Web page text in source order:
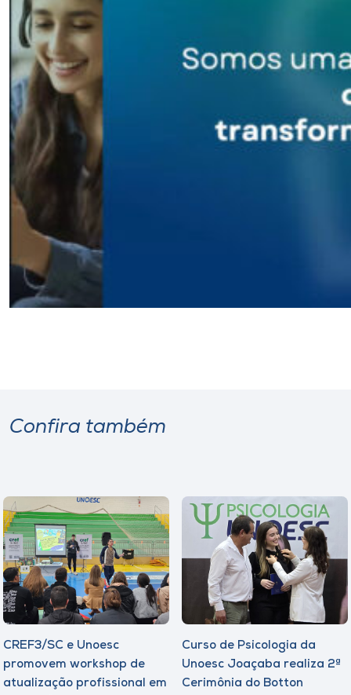
Confira também
CREF3/SC e Unoesc
promovem workshop de
atualização profissional em
Curso de Psicologia da
Unoesc Joaçaba realiza 2ª
Cerimônia do Botton